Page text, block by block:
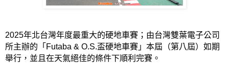
2025年北台灣年度最重大的硬地車賽；由台灣雙葉電子公司
所主辦的「 Futaba & O.S.盃硬地車賽」本屆（第八屆）如期
舉行，並且在天氣絕佳的條件下順利完賽。